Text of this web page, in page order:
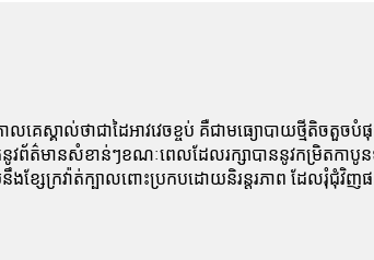
លគេស្គាល់ថាជាដៃអាវវេចខ្ចប់ គឺជាមធ្យោបាយថ្មីតិចតួ
វព័ត៌មានសំខាន់ៗខណៈពេលដែលរក្សាបាននូវកម្រិតកាបូន
ខ្សែក្រវ៉ាត់ក្បាលពោះប្រកបដោយនិរន្តរភាព ដែលរុំជុំវិញ